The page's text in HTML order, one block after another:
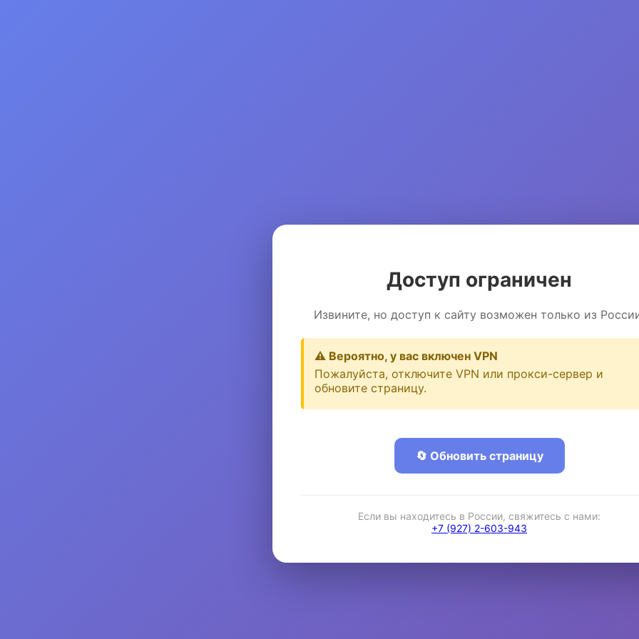
Доступ ограничен
Извините, но доступ к сайту возможен только из
⚠️ Вероятно, у вас включен VPN
Пожалуйста, отключите VPN или прокси-сервер и
обновите страницу.
🔄 Обновить страницу
Если вы находитесь в России, свяжитесь с нами:
+7 (927) 2-603-943